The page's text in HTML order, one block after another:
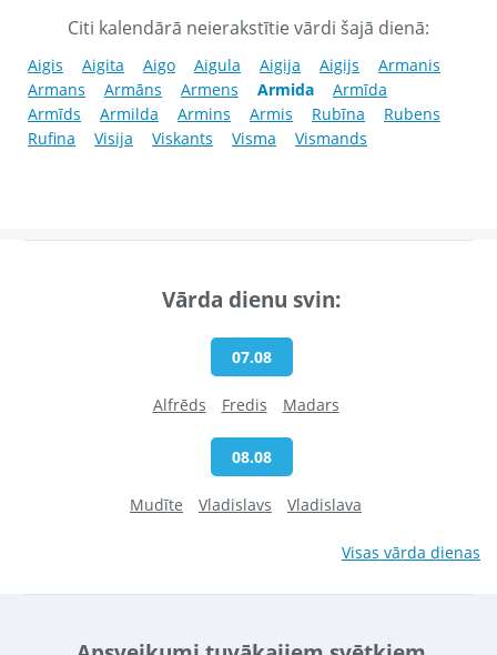
Citi kalendārā neierakstītie vārdi šajā dienā:
Aigis Aigita Aigo Aigula Aigija Aigijs
Armanis
Armans
Armāns Armens Armida
Armīda
Armīds
Armilda Armins Armis Rubīna
Rubens
Rufina
Visija Viskants Visma Vismands
Vārda dienu svin:
07.08
Alfrēds Fredis Madars
08.08
Mudīte Vladislavs Vladislava
Visas vārda dienas